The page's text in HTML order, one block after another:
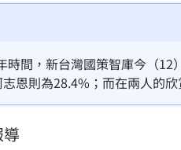
平憶16年前往事
！陸委會回擊 11:44
楊光友怒揭內幕
時間，新台灣國策智庫今（
恩則為28.4%；而在兩人的
於滿意度。